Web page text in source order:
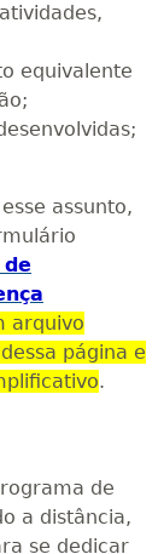
equivalente
assunto,
arquivo
página e
.
de
a distância,
se dedicar